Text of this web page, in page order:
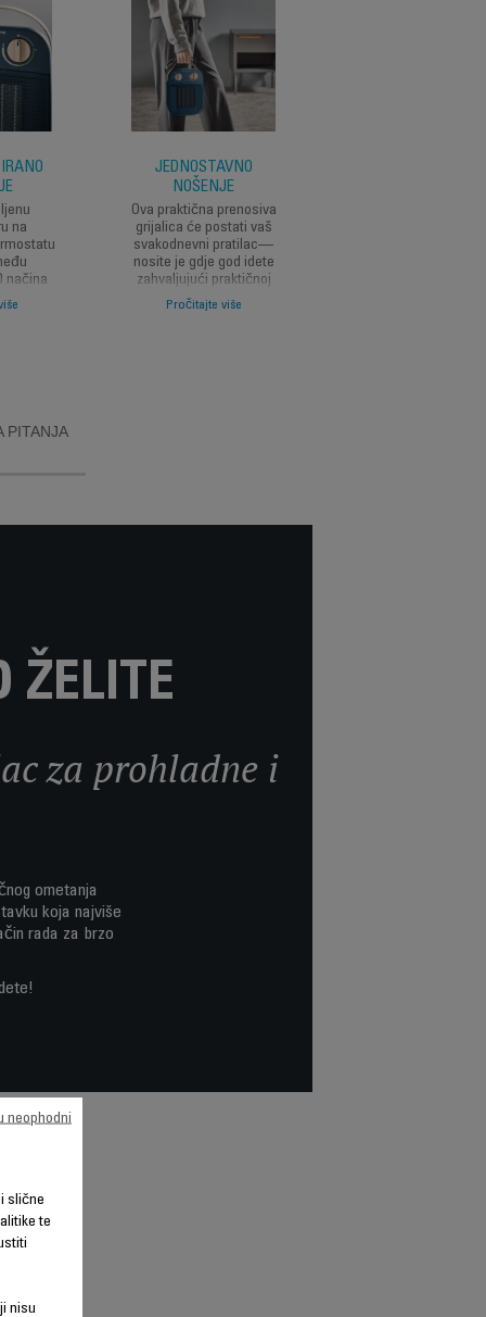
na
načina
brzog
rada
JEDNOSTAVNO
NOŠENJE
Ova praktična prenosiva
grijalica će postati vaš
svakodnevni pratilac—
nosite je gdje god idete
zahvaljujući praktičnoj
dršci za transport od
fleksibilnog silikona.
Pročitajte više
PITANJA
ŽELITE
za prohladne i
ometanja
koja najviše
rada za brzo
slične
te
nisu
neophodni